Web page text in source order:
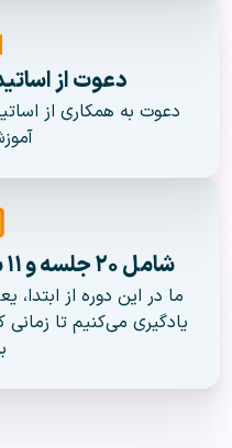
شامل ۲۰ جلسه و ۱۱ ساعت آموزش ویدیویی
ما در این دوره از
یادگیری می‌کنیم تا
دعوت از
دعوت به همکاری از